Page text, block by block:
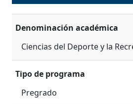
Denominación académica
Ciencias del Deporte y la
Tipo de programa
Pregrado